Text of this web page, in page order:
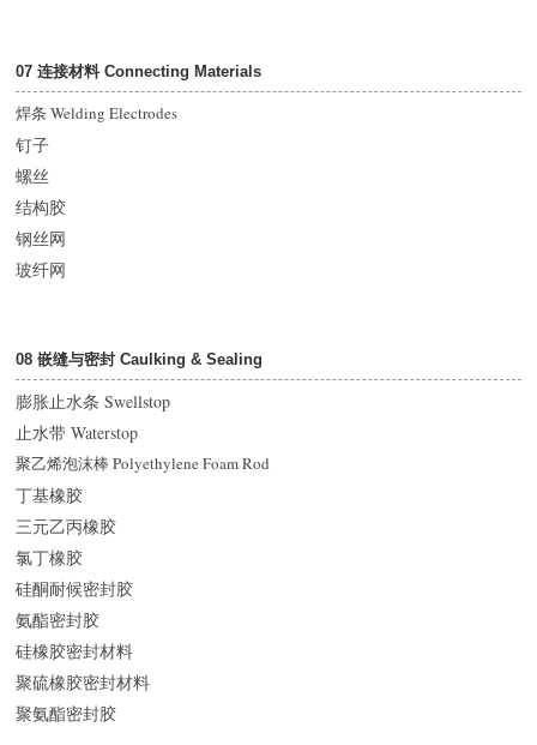
07 连接材料 Connecting Materials
焊条 Welding Electrodes
钉子
螺丝
结构胶
钢丝网
玻纤网
08 嵌缝与密封 Caulking & Sealing
膨胀止水条 Swellstop
止水带 Waterstop
聚乙烯泡沫棒 Polyethylene Foam Rod
丁基橡胶
三元乙丙橡胶
氯丁橡胶
硅酮耐候密封胶
氨酯密封胶
硅橡胶密封材料
聚硫橡胶密封材料
聚氨酯密封胶